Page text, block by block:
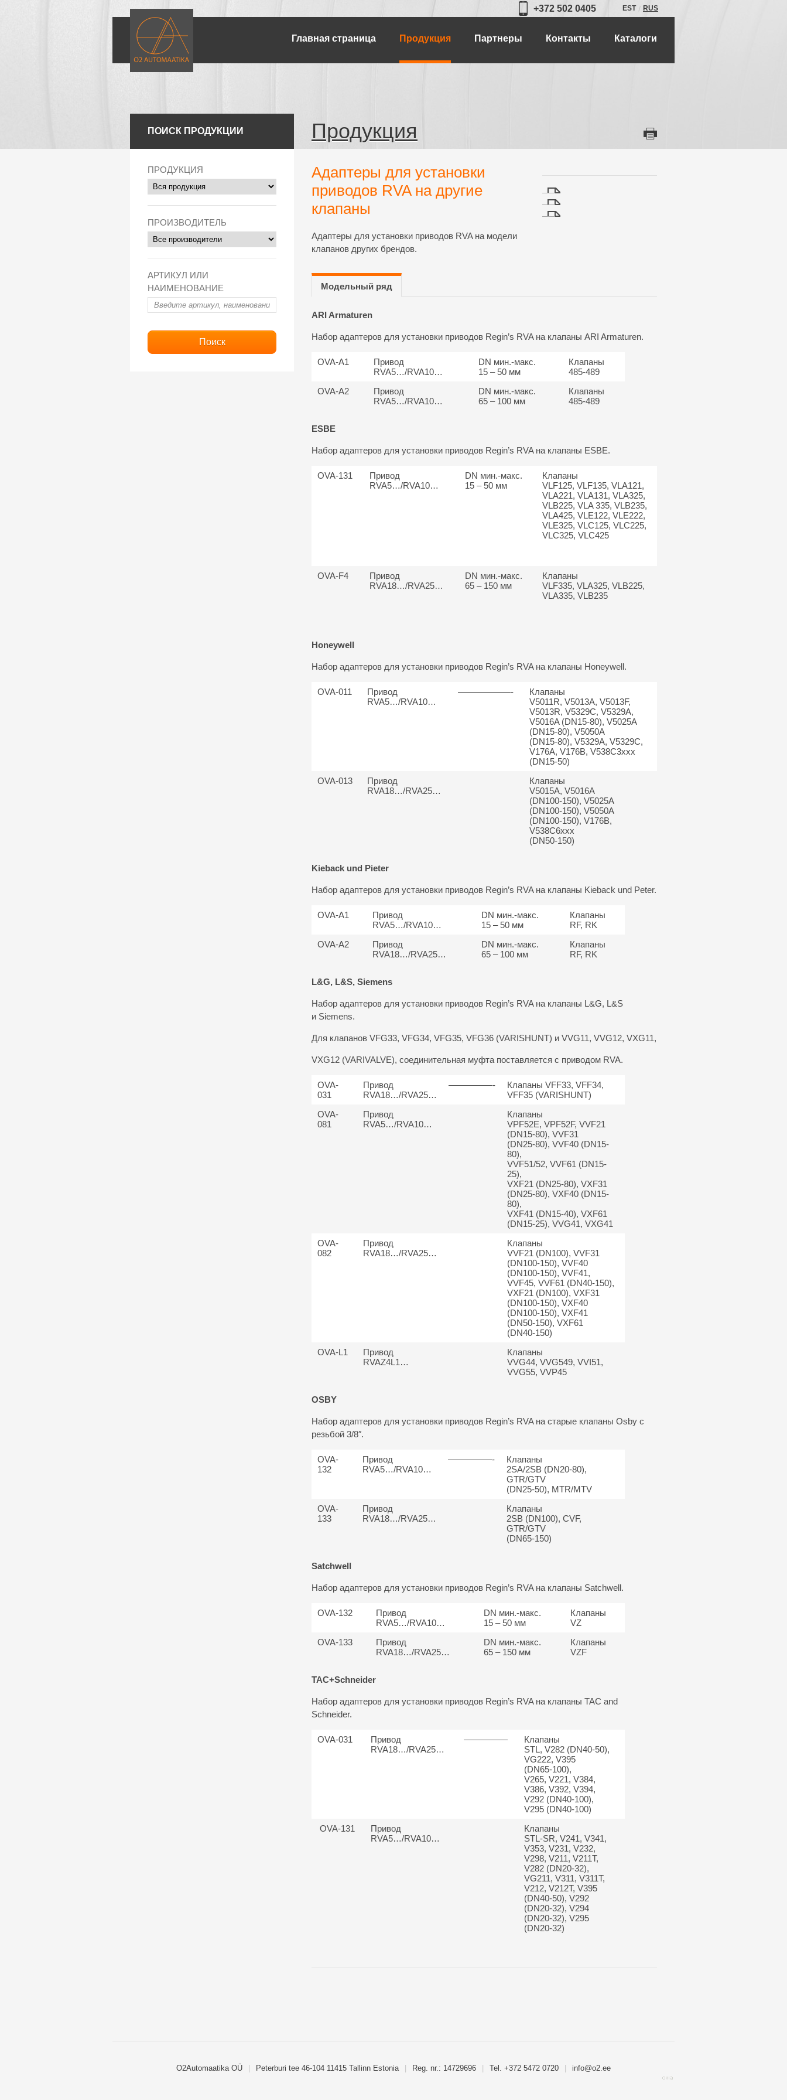
+372 502 0405 EST RUS
Главная страница Продукция Партнеры Контакты Каталоги
ПОИСК ПРОДУКЦИИ
ПРОДУКЦИЯ
ПРОИЗВОДИТЕЛЬ
АРТИКУЛ ИЛИ
НАИМЕНОВАНИЕ
Продукция
Адаптеры для установки
приводов RVA на другие
клапаны
Адаптеры для установки приводов RVA на модели
клапанов других брендов.
Модельный ряд
ARI Armaturen
Набор адаптеров для установки приводов Regin’s RVA на клапаны ARI Armaturen.
OVA-A1
Привод
RVA5…/RVA10…
DN мин.-макс.
15 – 50 мм
Клапаны
485-489
OVA-A2
Привод
RVA5…/RVA10…
DN мин.-макс.
65 – 100 мм
Клапаны
485-489
ESBE
Набор адаптеров для установки приводов Regin’s RVA на клапаны ESBE.
OVA-131
Привод
RVA5…/RVA10…
DN мин.-макс.
15 – 50 мм
Клапаны
VLF125, VLF135, VLA121,
VLA221, VLA131, VLA325,
VLB225, VLA 335, VLB235,
VLA425, VLE122, VLE222,
VLE325, VLC125, VLC225,
VLC325, VLC425
OVA-F4
Привод
RVA18…/RVA25…
DN мин.-макс.
65 – 150 мм
Клапаны
VLF335, VLA325, VLB225,
VLA335, VLB235
Honeywell
Набор адаптеров для установки приводов Regin’s RVA на клапаны Honeywell.
OVA-011
Привод
RVA5…/RVA10…
——————-
Клапаны
V5011R, V5013A, V5013F,
V5013R, V5329C, V5329A,
V5016A (DN15-80), V5025A
(DN15-80), V5050A
(DN15-80), V5329A, V5329C,
V176A, V176B, V538C3xxx
(DN15-50)
OVA-013
Привод
RVA18…/RVA25…
Клапаны
V5015A, V5016A
(DN100-150), V5025A
(DN100-150), V5050A
(DN100-150), V176B,
V538C6xxx
(DN50-150)
Kieback und Pieter
Набор адаптеров для установки приводов Regin’s RVA на клапаны Kieback und Peter.
OVA-A1
Привод
RVA5…/RVA10…
DN мин.-макс.
15 – 50 мм
Клапаны
RF, RK
OVA-A2
Привод
RVA18…/RVA25…
DN мин.-макс.
65 – 100 мм
Клапаны
RF, RK
L&G, L&S, Siemens
Набор адаптеров для установки приводов Regin’s RVA на клапаны L&G, L&S
и Siemens.
Для клапанов VFG33, VFG34, VFG35, VFG36 (VARISHUNT) и VVG11, VVG12, VXG11,
VXG12 (VARIVALVE), соединительная муфта поставляется с приводом RVA.
OVA-
031
Привод
RVA18…/RVA25…
—————-
Клапаны VFF33, VFF34,
VFF35 (VARISHUNT)
OVA-
081
Привод
RVA5…/RVA10…
Клапаны
VPF52E, VPF52F, VVF21
(DN15-80), VVF31
(DN25-80), VVF40 (DN15-
80),
VVF51/52, VVF61 (DN15-
25),
VXF21 (DN25-80), VXF31
(DN25-80), VXF40 (DN15-
80),
VXF41 (DN15-40), VXF61
(DN15-25), VVG41, VXG41
OVA-
082
Привод
RVA18…/RVA25…
Клапаны
VVF21 (DN100), VVF31
(DN100-150), VVF40
(DN100-150), VVF41,
VVF45, VVF61 (DN40-150),
VXF21 (DN100), VXF31
(DN100-150), VXF40
(DN100-150), VXF41
(DN50-150), VXF61
(DN40-150)
OVA-L1
Привод
RVAZ4L1…
Клапаны
VVG44, VVG549, VVI51,
VVG55, VVP45
OSBY
Набор адаптеров для установки приводов Regin’s RVA на старые клапаны Osby с
резьбой 3/8″.
OVA-
132
Привод
RVA5…/RVA10…
—————-
Клапаны
2SA/2SB (DN20-80),
GTR/GTV
(DN25-50), MTR/MTV
OVA-
133
Привод
RVA18…/RVA25…
Клапаны
2SB (DN100), CVF,
GTR/GTV
(DN65-150)
Satchwell
Набор адаптеров для установки приводов Regin’s RVA на клапаны Satchwell.
OVA-132
Привод
RVA5…/RVA10…
DN мин.-макс.
15 – 50 мм
Клапаны
VZ
OVA-133
Привод
RVA18…/RVA25…
DN мин.-макс.
65 – 150 мм
Клапаны
VZF
TAC+Schneider
Набор адаптеров для установки приводов Regin’s RVA на клапаны TAC and
Schneider.
OVA-031
Привод
RVA18…/RVA25…
—————
Клапаны
STL, V282 (DN40-50),
VG222, V395
(DN65-100),
V265, V221, V384,
V386, V392, V394,
V292 (DN40-100),
V295 (DN40-100)
OVA-131
Привод
RVA5…/RVA10…
Клапаны
STL-SR, V241, V341,
V353, V231, V232,
V298, V211, V211T,
V282 (DN20-32),
VG211, V311, V311T,
V212, V212T, V395
(DN40-50), V292
(DN20-32), V294
(DN20-32), V295
(DN20-32)
O2Automaatika OÜ Peterburi tee 46-104 11415 Tallinn Estonia Reg. nr.: 14729696 Tel. +372 5472 0720 info@o2.ee